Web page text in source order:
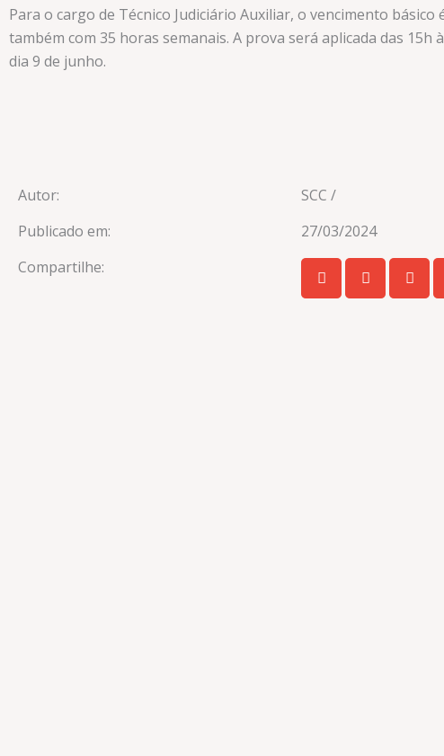
Para o cargo de Técnico Judiciário Auxiliar, o vencimento básico
também com 35 horas semanais. A prova será aplicada das 15h
dia 9 de junho.
Autor:
SCC /
Publicado em:
27/03/2024
Compartilhe: